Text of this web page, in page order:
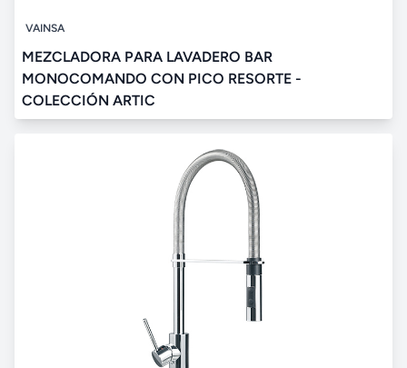
VAINSA
MEZCLADORA PARA LAVADERO BAR
MONOCOMANDO CON PICO RESORTE -
COLECCIÓN ARTIC